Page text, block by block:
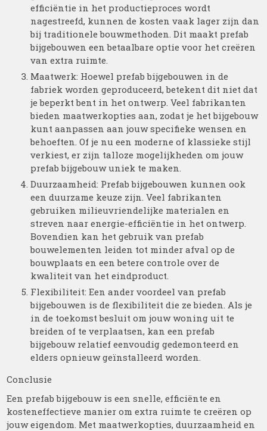
efficiëntie in het productieproces wordt
nagestreefd, kunnen de kosten vaak lager zijn dan
bij traditionele bouwmethoden. Dit maakt prefab
bijgebouwen een betaalbare optie voor het creëren
van extra ruimte.
Maatwerk: Hoewel prefab bijgebouwen in de
fabriek worden geproduceerd, betekent dit niet dat
je beperkt bent in het ontwerp. Veel fabrikanten
bieden maatwerkopties aan, zodat je het bijgebouw
kunt aanpassen aan jouw specifieke wensen en
behoeften. Of je nu een moderne of klassieke stijl
verkiest, er zijn talloze mogelijkheden om jouw
prefab bijgebouw uniek te maken.
Duurzaamheid: Prefab bijgebouwen kunnen ook
een duurzame keuze zijn. Veel fabrikanten
gebruiken milieuvriendelijke materialen en
streven naar energie-efficiëntie in het ontwerp.
Bovendien kan het gebruik van prefab
bouwelementen leiden tot minder afval op de
bouwplaats en een betere controle over de
kwaliteit van het eindproduct.
Flexibiliteit: Een ander voordeel van prefab
bijgebouwen is de flexibiliteit die ze bieden. Als je
in de toekomst besluit om jouw woning uit te
breiden of te verplaatsen, kan een prefab
bijgebouw relatief eenvoudig gedemonteerd en
elders opnieuw geïnstalleerd worden.
Conclusie
Een prefab bijgebouw is een snelle, efficiënte en
kosteneffectieve manier om extra ruimte te creëren op
jouw eigendom. Met maatwerkopties, duurzaamheid en